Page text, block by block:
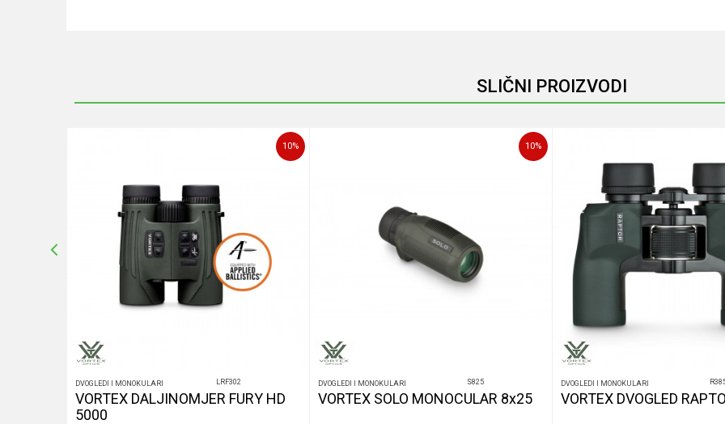
SLIČNI PROIZVODI
10%
DVOGLEDI I MONOKULARI LRF302
VORTEX DALJINOMJER FURY HD
5000
10%
DVOGLEDI I MONOKULARI S825
VORTEX SOLO MONOCULAR 8x25
DVOGLEDI I MONOKULARI
VORTEX DVOGLED